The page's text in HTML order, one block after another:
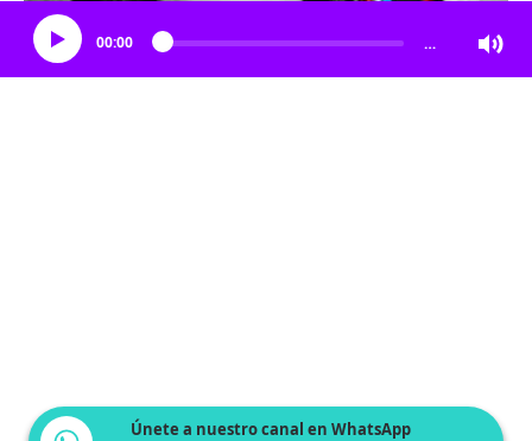
00:00 …
Únete a nuestro canal en WhatsApp